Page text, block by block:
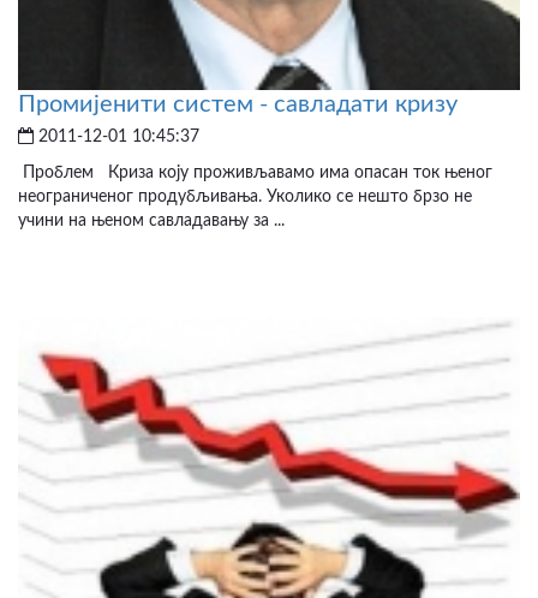
Промијенити систем - савладати кризу
2011-12-01 10:45:37
Проблем Криза коју проживљавамо има опасан ток њеног
неограниченог продубљивања. Уколико се нешто брзо не
учини на њеном савладавању за ...